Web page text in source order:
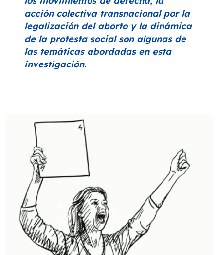
acción colectiva transnacional por la
legalización del aborto y la dinámica
de la protesta social son algunas de
las temáticas abordadas en esta
investigación.